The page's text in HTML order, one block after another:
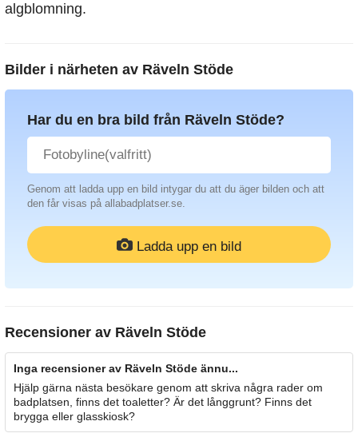
algblomning.
Bilder i närheten av Räveln Stöde
Har du en bra bild från Räveln Stöde?
Genom att ladda upp en bild intygar du att du äger bilden och att
den får visas på allabadplatser.se.
Ladda upp en bild
Recensioner av Räveln Stöde
Inga recensioner av Räveln Stöde ännu...
Hjälp gärna nästa besökare genom att skriva några rader om
badplatsen, finns det toaletter? Är det långgrunt? Finns det
brygga eller glasskiosk?